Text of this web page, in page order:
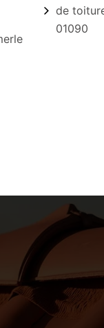
de
01090